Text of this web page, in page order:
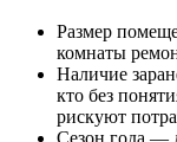
Размер
комнаты
Наличие
кто без
рискуют
Сезон года —